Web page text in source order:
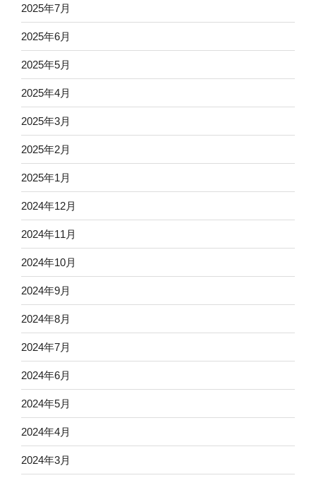
2025年7月
2025年6月
2025年5月
2025年4月
2025年3月
2025年2月
2025年1月
2024年12月
2024年11月
2024年10月
2024年9月
2024年8月
2024年7月
2024年6月
2024年5月
2024年4月
2024年3月